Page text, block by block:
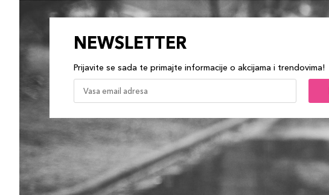
NEWSLETTER
Prijavite se sada te primajte informacije o akcijama i trendovima!